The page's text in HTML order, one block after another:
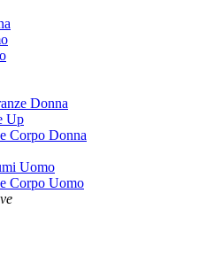
Donna
Up
Corpo Donna
Uomo
Corpo Uomo